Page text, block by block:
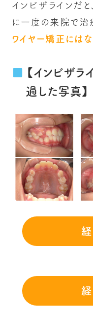
インビザラインだ
に一度の来院で治
ワイヤー矯正にはな
【インビザ
過した写真】